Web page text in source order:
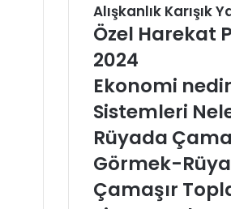
Alışkanlık Karışık
Özel Harekat
2024
Ekonomi
Sistemleri
Rüyada
Görmek-
Çamaşır